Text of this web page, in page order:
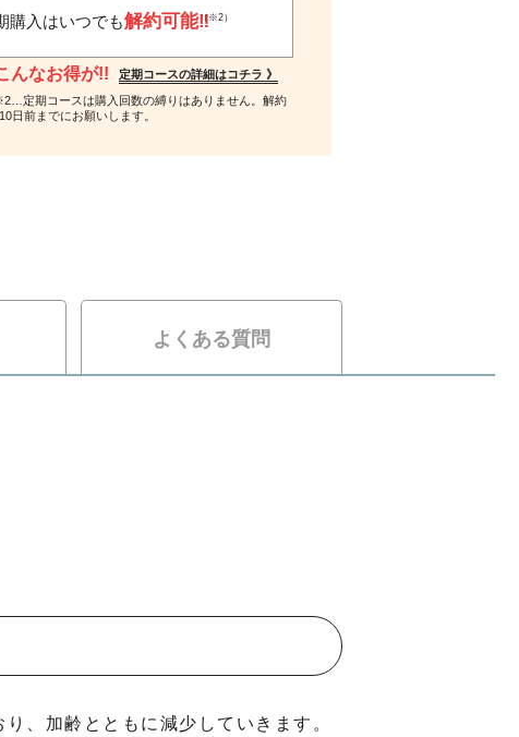
購入はいつでも解約可能‼（※2）
んなお得が!!
定期コースの詳細はコチラ 》
定期コースは購入回数の縛りはありません。解約
日前までにお願いします。
、加齢とともに減少していきます。
よくある質問